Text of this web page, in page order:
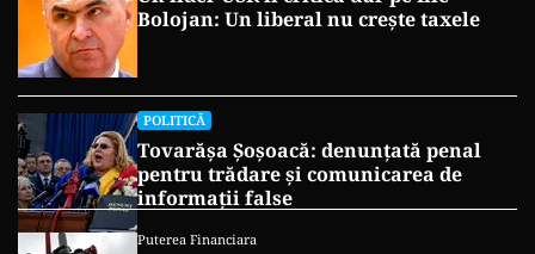
Bolojan: Un liberal nu crește taxele
POLITICĂ
Tovarășa Șoșoacă: denunțată penal
pentru trădare și comunicarea de
informații false
Puterea Financiara